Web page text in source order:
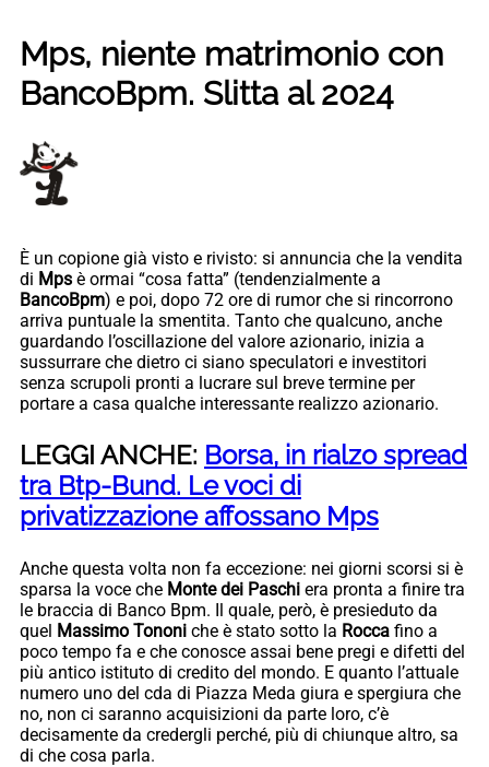
Mps, niente matrimonio con
BancoBpm. Slitta al 2024
È un copione già visto e rivisto: si annuncia che la vendita
di Mps è ormai “cosa fatta” (tendenzialmente a
BancoBpm) e poi, dopo 72 ore di rumor che si rincorrono
arriva puntuale la smentita. Tanto che qualcuno, anche
guardando l’oscillazione del valore azionario, inizia a
sussurrare che dietro ci siano speculatori e investitori
senza scrupoli pronti a lucrare sul breve termine per
portare a casa qualche interessante realizzo azionario.
LEGGI ANCHE: Borsa, in rialzo spread
tra Btp-Bund. Le voci di
privatizzazione affossano Mps
Anche questa volta non fa eccezione: nei giorni scorsi si è
sparsa la voce che Monte dei Paschi era pronta a finire tra
le braccia di Banco Bpm. Il quale, però, è presieduto da
quel Massimo Tononi che è stato sotto la Rocca fino a
poco tempo fa e che conosce assai bene pregi e difetti del
più antico istituto di credito del mondo. E quanto l’attuale
numero uno del cda di Piazza Meda giura e spergiura che
no, non ci saranno acquisizioni da parte loro, c’è
decisamente da credergli perché, più di chiunque altro, sa
di che cosa parla.